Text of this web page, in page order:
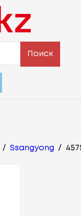
Поиск
/ Ssangyong /